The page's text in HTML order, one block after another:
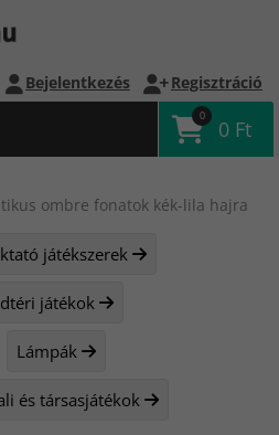
Bejelentkezés Regisztráció
0
0 Ft
ombre fonatok kék-lila hajra
játékszerek
játékok
Lámpák
és társasjátékok